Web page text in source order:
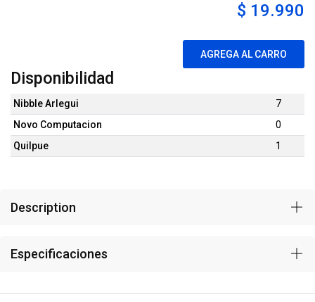
$ 19.990
AGREGA AL CARRO
Disponibilidad
Nibble Arlegui
7
Novo Computacion
0
Quilpue
1
Description
Especificaciones